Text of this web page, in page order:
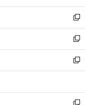
開
く
ウ
で
開
く
ン
ド
ウ
で
開
く
ウ
ィ
ン
ド
ウ
で
開
し
い
ウ
ィ
ン
ド
ウ
開
く
新
し
い
ウ
ィ
ン
ウ
で
新
し
い
ウ
ン
新
し
ウ